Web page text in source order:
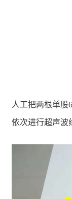
人工把两根单股
依次进行超声波